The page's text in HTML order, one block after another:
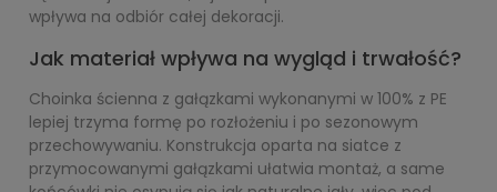
wpływa na odbiór całej dekoracji.
Jak materiał wpływa na wygląd i trwałość?
Choinka ścienna z gałązkami wykonanymi w 100% z PE
lepiej trzyma formę po rozłożeniu i po sezonowym
przechowywaniu. Konstrukcja oparta na siatce z
przymocowanymi gałązkami ułatwia montaż, a same